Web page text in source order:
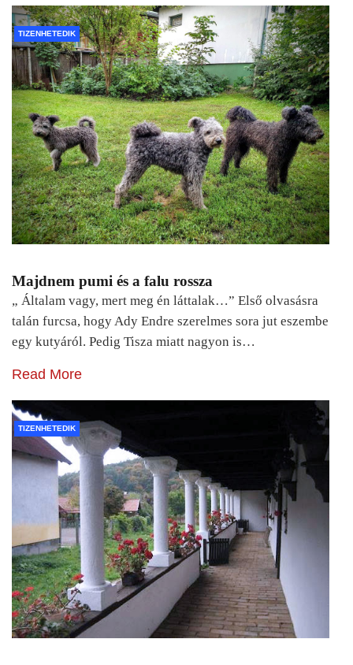
TIZENHETEDIK
Majdnem pumi és a falu rossza
„ Általam vagy, mert meg én láttalak…” Első olvasásra
talán furcsa, hogy Ady Endre szerelmes sora jut eszembe
egy kutyáról. Pedig Tisza miatt nagyon is…
Read More
TIZENHETEDIK